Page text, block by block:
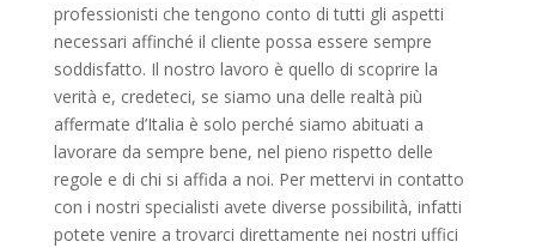
professionisti che tengono conto di tutti gli aspetti
necessari affinché il cliente possa essere sempre
soddisfatto. Il nostro lavoro è quello di scoprire la
verità e, credeteci, se siamo una delle realtà più
affermate d’Italia è solo perché siamo abituati a
lavorare da sempre bene, nel pieno rispetto delle
regole e di chi si affida a noi. Per mettervi in contatto
con i nostri specialisti avete diverse possibilità, infatti
potete venire a trovarci direttamente nei nostri uffici